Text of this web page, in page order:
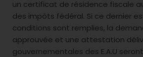
un certificat de résidence fiscale
des impôts fédéral. Si ce dernier
conditions sont remplies, la
approuvée et une attestation
gouvernementales des E.A.U